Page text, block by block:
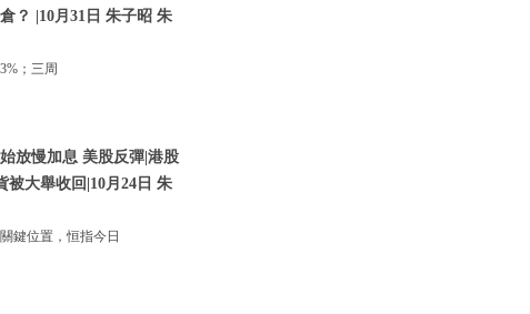
？ |10月31日 朱子昭 朱
；三周
放慢加息 美股反彈|港股
被大舉收回|10月24日 朱
鍵位置，恒指今日